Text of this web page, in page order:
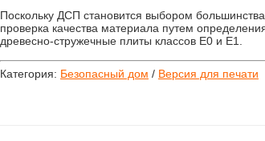
Поскольку ДСП становится выбором
проверка качества материала путем
древесно-стружечные плиты классов E0 и Е1.
Категория: Безопасный дом / Версия для печати